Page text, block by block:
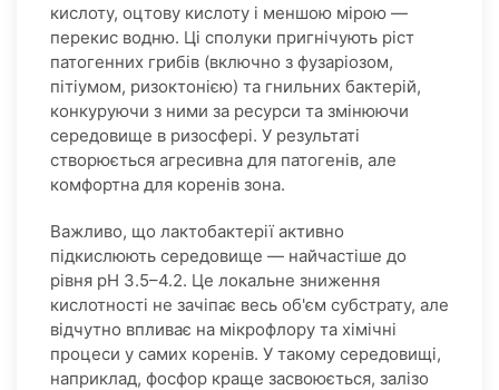
кислоту, оцтову кислоту і меншою мірою —
перекис водню. Ці сполуки пригнічують ріст
патогенних грибів (включно з фузаріозом,
пітіумом, ризоктонією) та гнильних бактерій,
конкуруючи з ними за ресурси та змінюючи
середовище в ризосфері. У результаті
створюється агресивна для патогенів, але
комфортна для коренів зона.
Важливо, що лактобактерії активно
підкислюють середовище — найчастіше до
рівня pH 3.5–4.2. Це локальне зниження
кислотності не зачіпає весь об'єм субстрату, але
відчутно впливає на мікрофлору та хімічні
процеси у самих коренів. У такому середовищі,
наприклад, фосфор краще засвоюється, залізо